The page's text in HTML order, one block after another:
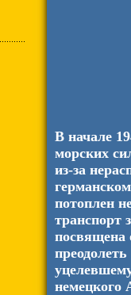
В начале
морских
из-за
потоплен
транспорт
посвящена
немецкого